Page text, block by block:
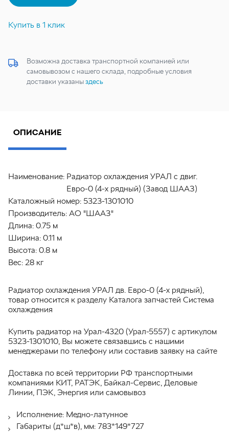
Купить в 1 клик
Возможна доставка транспортной компанией или
самовывозом с нашего склада, подробные условия
доставки указаныздесь
ОПИСАНИЕ
Наименование: Радиатор охлаждения УРАЛ с двиг.
Евро-0 (4-х рядный) (Завод ШААЗ)
Каталожный номер: 5323-1301010
Производитель: АО "ШААЗ"
Длина: 0.75 м
Ширина: 0.11 м
Высота: 0.8 м
Вес: 28 кг
Радиатор охлаждения УРАЛ дв. Евро-0 (4-х рядный),
товар относится к разделу Каталога запчастей Система
охлаждения
Купить радиатор на Урал-4320 (Урал-5557) с артикулом
5323-1301010, Вы можете связавшись с нашими
менеджерами по телефону или составив заявку на сайте
Доставка по всей территории РФ транспортными
компаниями КИТ, РАТЭК, Байкал-Сервис, Деловые
Линии, ПЭК, Энергия или самовывоз
Исполнение: Медно-латунное
Габариты (д*ш*в), мм: 783*149*727